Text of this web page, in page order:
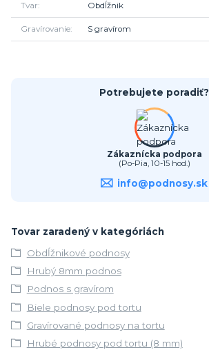
Tvar Obdĺžnik
Gravírovanie S gravírom
Potrebujete poradiť?
Zákaznícka podpora
(Po-Pia, 10-15 hod.)
info@podnosy.sk
Tovar zaradený v kategóriách
Obdĺžnikové podnosy
Hrubý 8mm podnos
Podnos s gravírom
Biele podnosy pod tortu
Gravírované podnosy na tortu
Hrubé podnosy pod tortu (8 mm)